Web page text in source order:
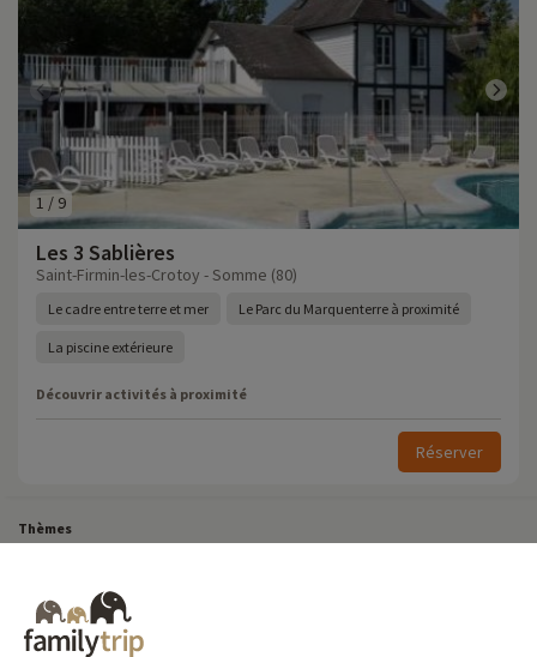
1 / 9
Les 3 Sablières
Saint-Firmin-les-Crotoy - Somme (80)
Le cadre entre terre et mer Le Parc du Marquenterre à proximité
La piscine extérieure
Découvrir activités à proximité
Réserver
Thèmes
Court séjour de dernière minute
Court séjour Insolite
Destinations